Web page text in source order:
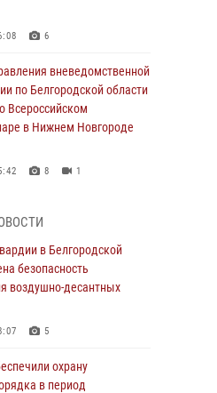
6
вневедомственной
по Белгородской области
Всероссийском
в Нижнем Новгороде
8 1
проникновение в детский
1
рассказали
культуры в жизни
в Белгородской
безопасность
воздушно-десантных
5
охрану
в период